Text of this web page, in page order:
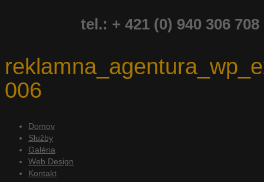
tel.: + 421 (0) 940 306 708
006
Domov
Služby
Galéria
Web Design
Kontakt